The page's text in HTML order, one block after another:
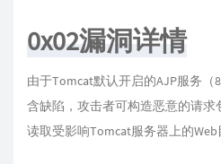
0x02漏洞详情
由于Tomcat默认开启的AJP服务
含缺陷，攻击者可构造恶意的请
读取受影响Tomcat服务器上的Web